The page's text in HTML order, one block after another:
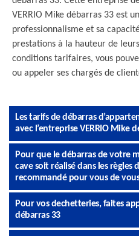
VERRIO Mike débarras 33 est
professionnalisme et sa
prestations à la hauteur de
conditions tarifaires, vous
ou appeler ses chargés de
Les tarifs de débarras
avec l’entreprise VERRIO Mike
Pour que le débarras de votre
cave soit réalisé dans les règles
recommandé pour vous de
Pour vos dechetteries, faites
débarras 33